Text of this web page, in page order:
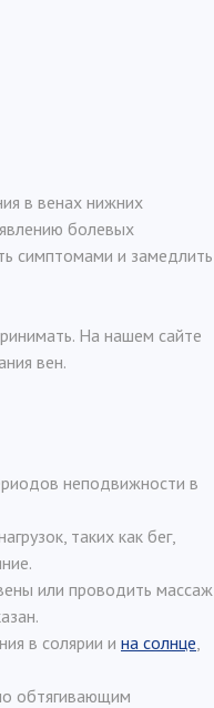
в венах нижних
болевых
симптомами и замедлить
На нашем сайте
вен.
неподвижности в
таких как бег,
или проводить массаж
в солярии и на солнце,
обтягивающим